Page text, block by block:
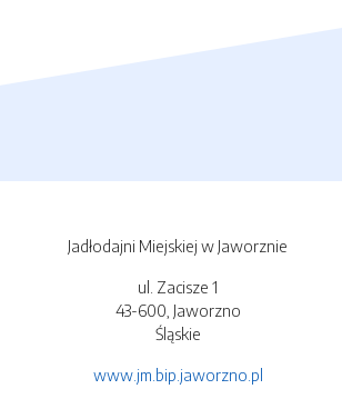
Jadłodajni Miejskiej w Jaworznie
ul. Zacisze 1
43-600, Jaworzno
Śląskie
www.jm.bip.jaworzno.pl